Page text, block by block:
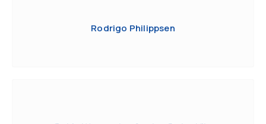
Rodrigo Philippsen